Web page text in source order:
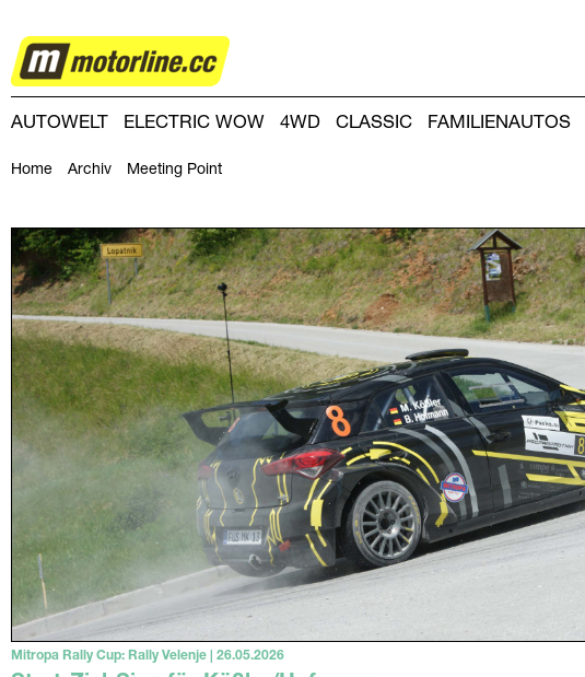
RALLYE
AUTOWELT ELECTRIC WOW 4WD CLASSIC FAMILIENAUTOS
Home Archiv Meeting Point
Mitropa Rally Cup: Rally Velenje | 26.05.2026